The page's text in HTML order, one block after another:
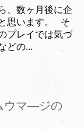
、数ヶ月後に企
思います。 そ
プレイでは気づ
どの...
ウマ―ジの